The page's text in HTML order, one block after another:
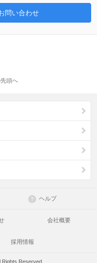
問い合わせ
頭へ
ヘルプ
会社概要
採用情報
Reserved.